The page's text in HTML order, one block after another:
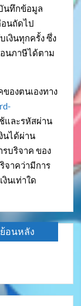
นทึกข้อมูล
อนถัดไป
เงินทุกครั้ง ซึ่ง
นภาษีได้ตาม
องตนเองทาง
และรหัสผ่าน
นได้ผ่าน
บริจาค ของ
จาคว่ามีการ
นเท่าใด
อนหลัง